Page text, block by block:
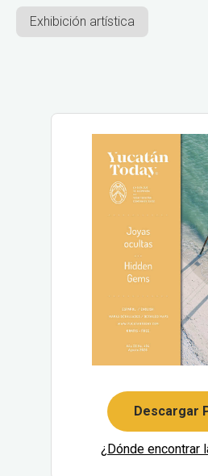
Exhibición artística
Descargar
¿Dónde encontrar